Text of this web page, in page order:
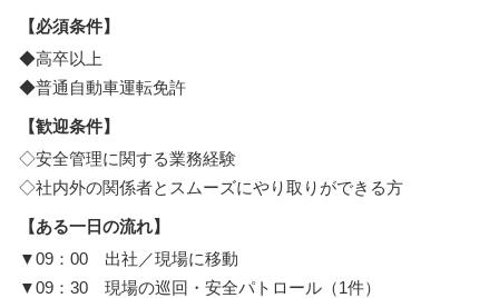
【必須条件】
◆高卒以上
◆普通自動車運転免許
【歓迎条件】
◇安全管理に関する業務経験
◇社内外の関係者とスムーズにやり取りができる方
【ある一日の流れ】
▼09：00 出社／現場に移動
▼09：30 現場の巡回・安全パトロール（1件）